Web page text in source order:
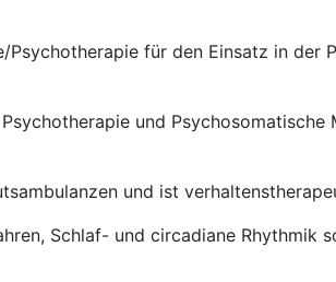
für den Einsatz in der
und Psychosomatische
und ist
Schlaf- und circadiane Rhythmik